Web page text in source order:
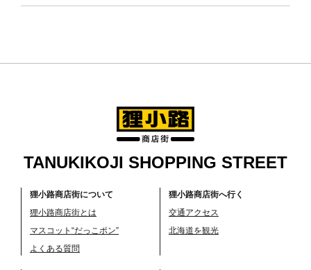
TANUKIKOJI SHOPPING STREET
狸小路商店街について
狸小路商店街とは
マスコット“だっこポン”
よくある質問
狸小路商店街へ行く
交通アクセス
北海道を観光